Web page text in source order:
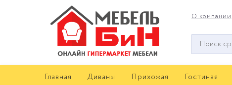
О компании
Окно
поиска
Главная Диваны Прихожая Гостиная